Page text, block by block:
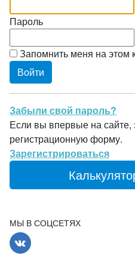
Пароль
Запомнить меня на этом
Забыли свой пароль?
Если вы впервые на сайте,
регистрационную форму.
Зарегистрироваться
МЫ В СОЦСЕТЯХ